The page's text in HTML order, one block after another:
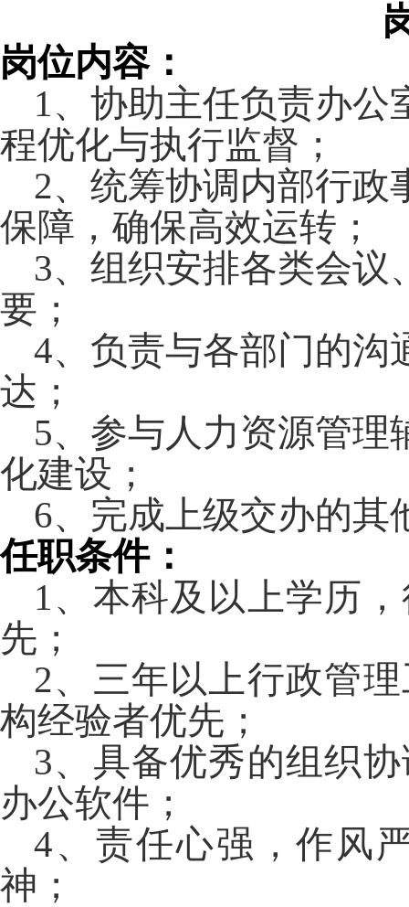
岗位内容：
1、 协助主任负责办公
程优化与执行监督；
2、 统筹协调内部行政
保障，确保高效运转；
3、 组织安排各类会议
要；
4、 负责与各部门的沟
达；
5、 参与人力资源管理
化建设；
6、 完成上级交办的其
任职条件：
1、 本科及以上学历
先；
2、 三年以上行政管
构经验者优先；
3、 具备优秀的组织
办公软件；
4、 责任心强，作风
神；